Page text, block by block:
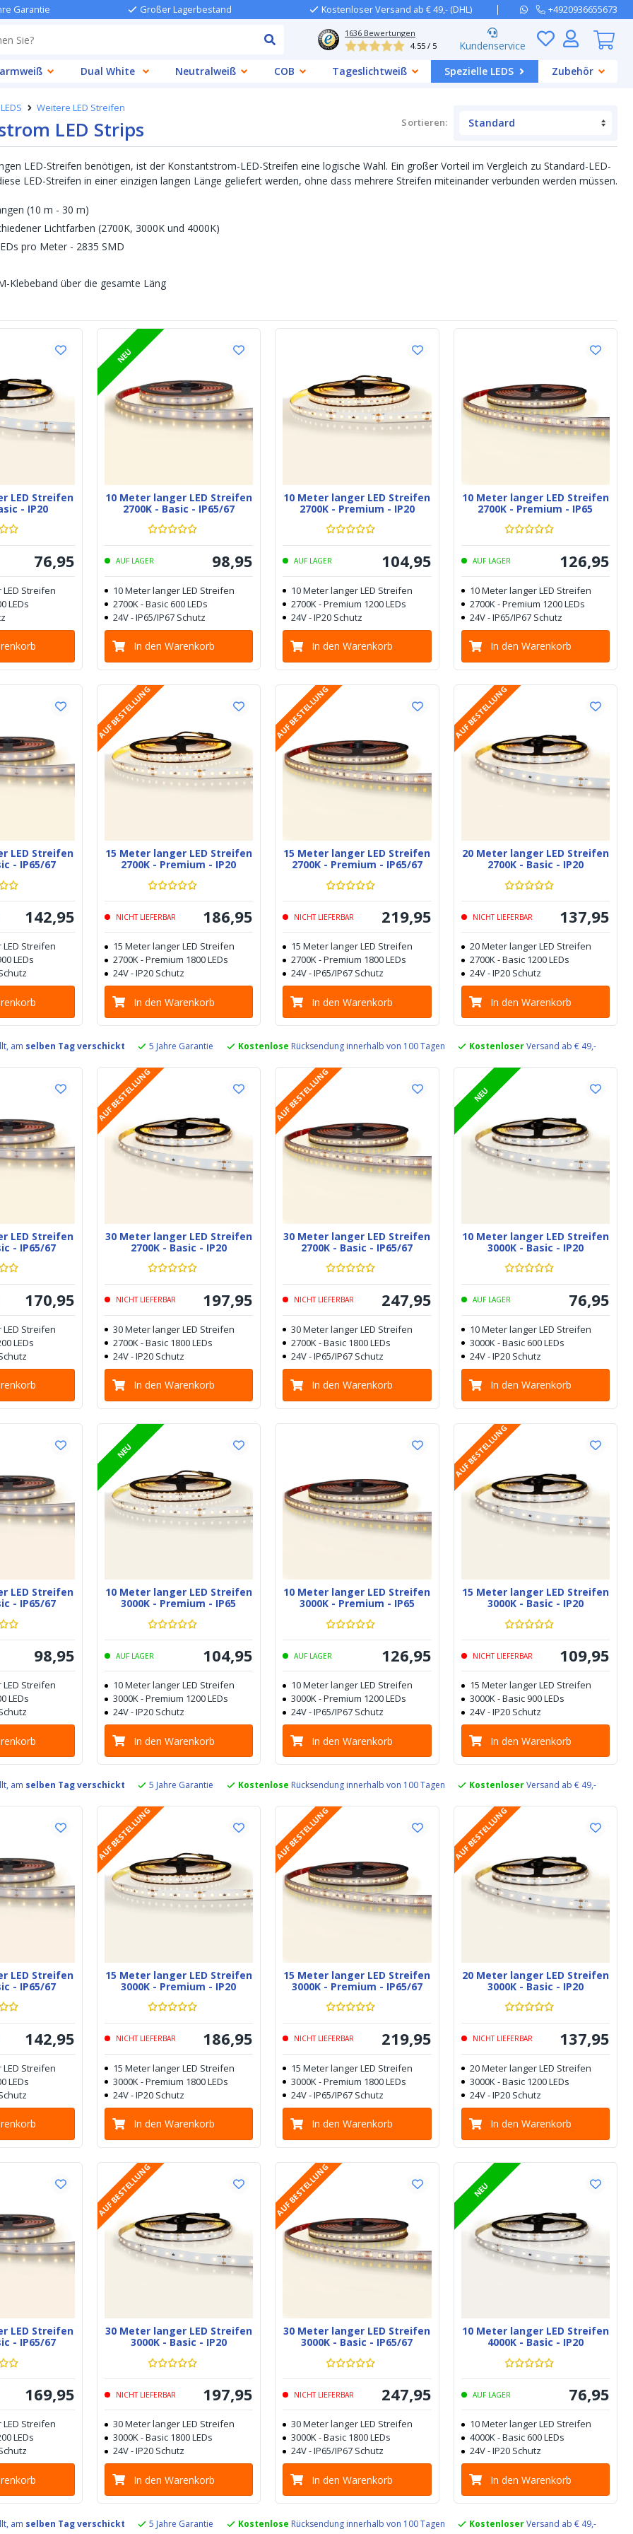
Garantie Großer Lagerbestand Kostenloser Versand ab € 49,- (DHL) +4920936655673
1636 Bewertungen
4.55 / 5
Kundenservice
Dual White Neutralweiß COB Tageslichtweiß Spezielle LEDS Zubehör
Weitere LED Streifen
LED Strips Sortieren:
LED-Streifen benötigen, ist der Konstantstrom-LED-Streifen eine logische Wahl. Ein großer Vorteil im Vergleich zu Standard-LED-
LED-Streifen in einer einzigen langen Länge geliefert werden, ohne dass mehrere Streifen miteinander verbunden werden müssen.
(10 m - 30 m)
Lichtfarben (2700K, 3000K und 4000K)
pro Meter - 2835 SMD
Klebeband über die gesamte Läng
LED Streifen
- IP20
76,95
Streifen
LEDs
NEU
10 Meter langer LED Streifen
2700K - Basic - IP65/67
AUF LAGER 98,95
10 Meter langer LED Streifen
2700K - Basic 600 LEDs
24V - IP65/IP67 Schutz
In den Warenkorb
10 Meter langer LED Streifen
2700K - Premium - IP20
AUF LAGER 104,95
10 Meter langer LED Streifen
2700K - Premium 1200 LEDs
24V - IP20 Schutz
In den Warenkorb
10 Meter langer LED Streifen
2700K - Premium - IP65
AUF LAGER 126,95
10 Meter langer LED Streifen
2700K - Premium 1200 LEDs
24V - IP65/IP67 Schutz
In den Warenkorb
LED Streifen
- IP65/67
142,95
Streifen
LEDs
AUF BESTELLUNG
15 Meter langer LED Streifen
2700K - Premium - IP20
NICHT LIEFERBAR 186,95
15 Meter langer LED Streifen
2700K - Premium 1800 LEDs
24V - IP20 Schutz
In den Warenkorb
AUF BESTELLUNG
15 Meter langer LED Streifen
2700K - Premium - IP65/67
NICHT LIEFERBAR 219,95
15 Meter langer LED Streifen
2700K - Premium 1800 LEDs
24V - IP65/IP67 Schutz
In den Warenkorb
AUF BESTELLUNG
20 Meter langer LED Streifen
2700K - Basic - IP20
NICHT LIEFERBAR 137,95
20 Meter langer LED Streifen
2700K - Basic 1200 LEDs
24V - IP20 Schutz
In den Warenkorb
am selben Tag verschickt 5 Jahre Garantie Kostenlose Rücksendung innerhalb von 100 Tagen KostenloserVersand ab € 49,-
LED Streifen
- IP65/67
170,95
Streifen
LEDs
AUF BESTELLUNG
30 Meter langer LED Streifen
2700K - Basic - IP20
NICHT LIEFERBAR 197,95
30 Meter langer LED Streifen
2700K - Basic 1800 LEDs
24V - IP20 Schutz
In den Warenkorb
AUF BESTELLUNG
30 Meter langer LED Streifen
2700K - Basic - IP65/67
NICHT LIEFERBAR 247,95
30 Meter langer LED Streifen
2700K - Basic 1800 LEDs
24V - IP65/IP67 Schutz
In den Warenkorb
NEU
10 Meter langer LED Streifen
3000K - Basic - IP20
AUF LAGER 76,95
10 Meter langer LED Streifen
3000K - Basic 600 LEDs
24V - IP20 Schutz
In den Warenkorb
LED Streifen
- IP65/67
98,95
Streifen
LEDs
NEU
10 Meter langer LED Streifen
3000K - Premium - IP65
AUF LAGER 104,95
10 Meter langer LED Streifen
3000K - Premium 1200 LEDs
24V - IP20 Schutz
In den Warenkorb
10 Meter langer LED Streifen
3000K - Premium - IP65
AUF LAGER 126,95
10 Meter langer LED Streifen
3000K - Premium 1200 LEDs
24V - IP65/IP67 Schutz
In den Warenkorb
AUF BESTELLUNG
15 Meter langer LED Streifen
3000K - Basic - IP20
NICHT LIEFERBAR 109,95
15 Meter langer LED Streifen
3000K - Basic 900 LEDs
24V - IP20 Schutz
In den Warenkorb
am selben Tag verschickt 5 Jahre Garantie Kostenlose Rücksendung innerhalb von 100 Tagen KostenloserVersand ab € 49,-
LED Streifen
- IP65/67
142,95
Streifen
LEDs
AUF BESTELLUNG
15 Meter langer LED Streifen
3000K - Premium - IP20
NICHT LIEFERBAR 186,95
15 Meter langer LED Streifen
3000K - Premium 1800 LEDs
24V - IP20 Schutz
In den Warenkorb
AUF BESTELLUNG
15 Meter langer LED Streifen
3000K - Premium - IP65/67
NICHT LIEFERBAR 219,95
15 Meter langer LED Streifen
3000K - Premium 1800 LEDs
24V - IP65/IP67 Schutz
In den Warenkorb
AUF BESTELLUNG
20 Meter langer LED Streifen
3000K - Basic - IP20
NICHT LIEFERBAR 137,95
20 Meter langer LED Streifen
3000K - Basic 1200 LEDs
24V - IP20 Schutz
In den Warenkorb
LED Streifen
- IP65/67
169,95
Streifen
LEDs
AUF BESTELLUNG
30 Meter langer LED Streifen
3000K - Basic - IP20
NICHT LIEFERBAR 197,95
30 Meter langer LED Streifen
3000K - Basic 1800 LEDs
24V - IP20 Schutz
In den Warenkorb
AUF BESTELLUNG
30 Meter langer LED Streifen
3000K - Basic - IP65/67
NICHT LIEFERBAR 247,95
30 Meter langer LED Streifen
3000K - Basic 1800 LEDs
24V - IP65/IP67 Schutz
In den Warenkorb
NEU
10 Meter langer LED Streifen
4000K - Basic - IP20
AUF LAGER 76,95
10 Meter langer LED Streifen
4000K - Basic 600 LEDs
24V - IP20 Schutz
In den Warenkorb
am selben Tag verschickt 5 Jahre Garantie Kostenlose Rücksendung innerhalb von 100 Tagen KostenloserVersand ab € 49,-